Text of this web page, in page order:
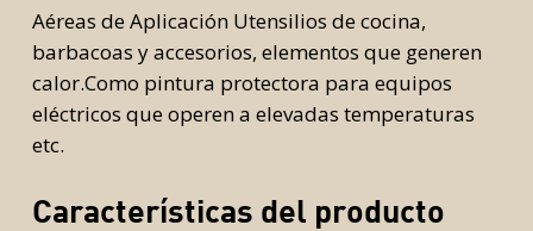
Aéreas de Aplicación Utensilios de cocina,
barbacoas y accesorios, elementos que generen
calor.Como pintura protectora para equipos
eléctricos que operen a elevadas temperaturas
etc.
Características del producto